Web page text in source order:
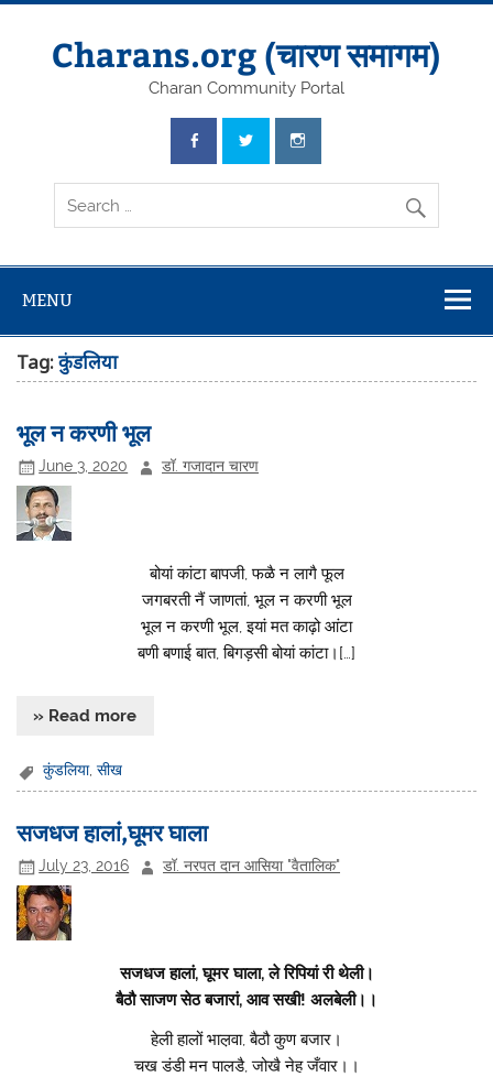
Skip
Charans.org (चारण समागम)
Charan Community Portal
MENU
Tag:कुंडलिया
भूल न करणी भूल
June 3, 2020 डॉ. गजादान चारण
बोयां कांटा बापजी, फळै न लागै फूल
जगबरती नैं जाणतां, भूल न करणी भूल
भूल न करणी भूल, इयां मत काढ़ो आंटा
बणी बणाई बात, बिगड़सी बोयां कांटा।[…]
» Read more
कुंडलिया,सीख
सजधज हालां,घूमर घाला
July 23, 2016 डॉ. नरपत दान आसिया "वैतालिक"
सजधज हालां, घूमर घाला, ले रिपियां री थेली।
बैठौ साजण सेठ बजारां, आव सखी! अलबेली।।
हेली हालों भाल़वा, बैठौ कुण बजार।
चख डंडी मन पालडै, जोखै नेह जँवार।।